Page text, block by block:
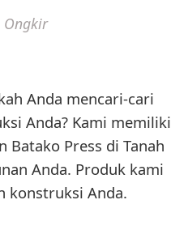
Ongkir
Anda mencari-cari
Anda? Kami memiliki
Press di Tanah
Anda. Produk kami
konstruksi Anda.